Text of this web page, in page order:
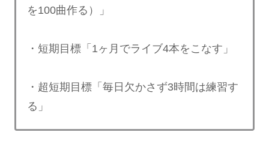
を100曲作る）」
・短期目標「1ヶ月でライブ4本をこなす」
・超短期目標「毎日欠かさず3時間は練習す
る」